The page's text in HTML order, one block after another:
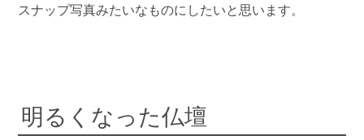
スナップ写真みたいなものにしたいと思います。
明るくなった仏壇